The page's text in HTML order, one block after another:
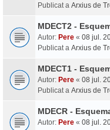
Publicat a Arxius de
MDECT2 -
Autor: Pere « 08 jul.
Publicat a Arxius de
MDECT1 -
Autor: Pere « 08 jul.
Publicat a Arxius de
MDECR -
Autor: Pere « 08 jul.